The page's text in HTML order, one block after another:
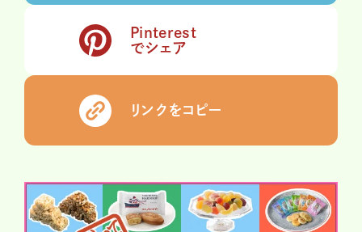
Pinterest
でシェア
リンクをコピー